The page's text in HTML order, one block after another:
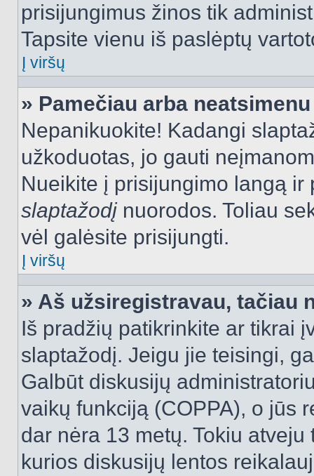
prisijungimus žinos tik
Tapsite vienu iš paslėptų
Į viršų
» Pamečiau arba
Nepanikuokite! Kadangi
užkoduotas, jo gauti
Nueikite į prisijungimo langą
slaptažodįnuorodos. Toliau
vėl galėsite prisijungti.
Į viršų
» Aš užsiregistravau, tačiau
Iš pradžių patikrinkite ar tikrai
slaptažodį. Jeigu jie teisingi,
Galbūt diskusijų
vaikų funkciją (COPPA), o jūs
dar nėra 13 metų. Tokiu
kurios diskusijų lentos